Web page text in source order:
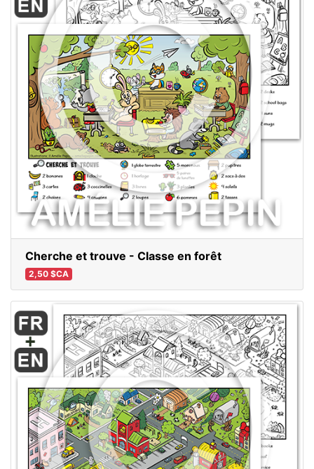
Cherche et trouve - Classe en forêt
2,50 $CA